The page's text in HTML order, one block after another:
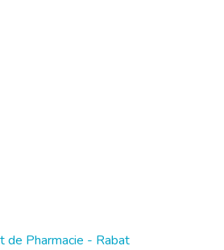
de Pharmacie - Rabat